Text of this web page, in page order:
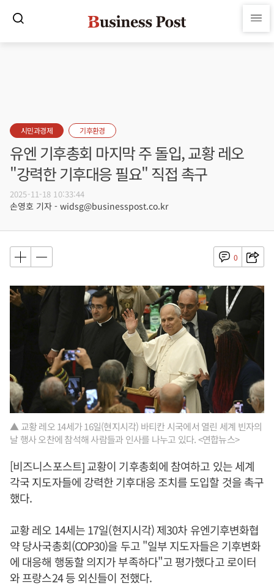
시민과경제 기후환경
유엔 기후총회 마지막 주 돌입, 교황 레오
"강력한 기후대응 필요" 직접 촉구
2025-11-18 10:33:44
손영호 기자 - widsg@businesspost.co.kr
0
▲ 교황 레오 14세가 16일(현지시각) 바티칸 시국에서 열린 세계 빈자의
날 행사 오찬에 참석해 사람들과 인사를 나누고 있다. <연합뉴스>
[비즈니스포스트] 교황이 기후총회에 참여하고 있는 세계
각국 지도자들에 강력한 기후대응 조치를 도입할 것을 촉구
했다.
교황 레오 14세는 17일(현지시각) 제30차 유엔기후변화협
약 당사국총회(COP30)을 두고 "일부 지도자들은 기후변화
에 대응해 행동할 의지가 부족하다"고 평가했다고 로이터
와 프랑스24 등 외신들이 전했다.